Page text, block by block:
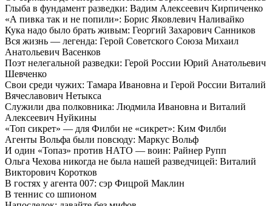
Глыба в фундамент разведки: Вадим Алексеевич Кирпиченко
«А пивка так и не попили»: Борис Яковлевич Наливайко
Кука надо было брать живым: Георгий Захарович Санников
Вся жизнь — легенда: Герой Советского Союза Михаил
Анатольевич Васенков
Поэт нелегальной разведки: Герой России Юрий Анатольевич
Шевченко
Свои среди чужих: Тамара Ивановна и Герой России Виталий
Вячеславович Нетыкса
Служили два полковника: Людмила Ивановна и Виталий
Алексеевич Нуйкины
«Топ сикрет» — для Филби не «сикрет»: Ким Филби
Агенты Вольфа были повсюду: Маркус Вольф
И один «Топаз» против НАТО — воин: Райнер Рупп
Ольга Чехова никогда не была нашей разведчицей: Виталий
Викторович Коротков
В гостях у агента 007: сэр Фицрой Маклин
В теннис со шпионом